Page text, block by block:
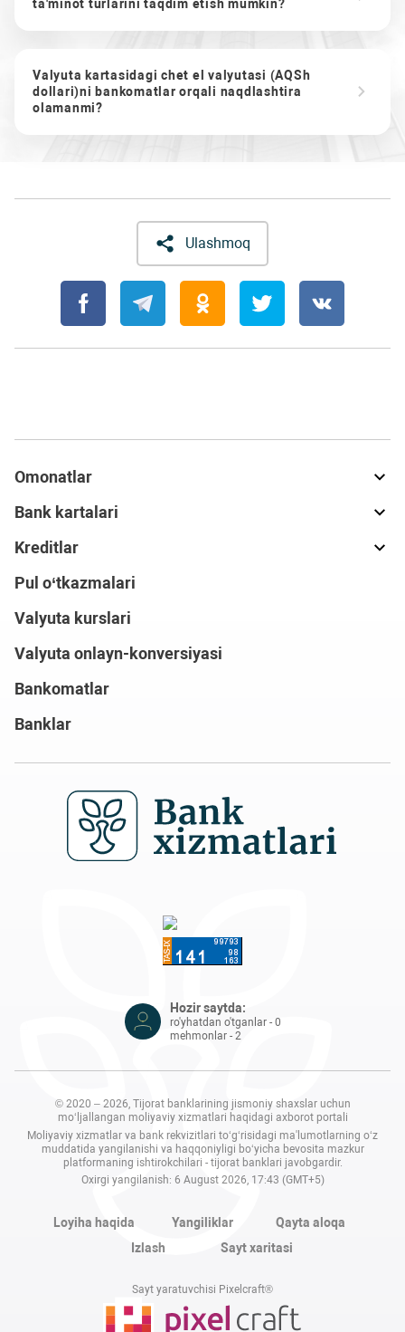
ta'minot turlarini taqdim etish mumkin?
Valyuta kartasidagi chet el valyutasi (AQSh
dollari)ni bankomatlar orqali naqdlashtira
olamanmi?
Ulashmoq
Omonatlar
Bank kartalari
Kreditlar
Pul o‘tkazmalari
Valyuta kurslari
Valyuta onlayn-konversiyasi
Bankomatlar
Banklar
Hozir saytda:
ro'yhatdan o'tganlar - 0
mehmonlar - 2
© 2020 – 2026, Tijorat banklarining jismoniy shaxslar uchun
mo‘ljallangan moliyaviy xizmatlari haqidagi axborot portali
Moliyaviy xizmatlar va bank rekvizitlari to‘g‘risidagi ma'lumotlarning o‘z
muddatida yangilanishi va haqqoniyligi bo‘yicha bevosita mazkur
platformaning ishtirokchilari - tijorat banklari javobgardir.
Oxirgi yangilanish: 6 August 2026, 17:43 (GMT+5)
Loyiha haqida Yangiliklar
Qayta aloqa
Izlash
Sayt xaritasi
Sayt yaratuvchisi Pixelcraft®